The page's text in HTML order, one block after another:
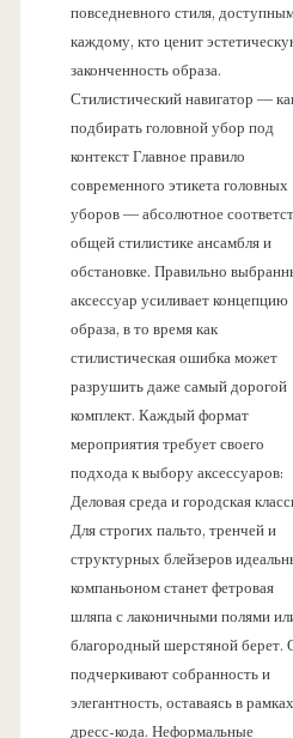
повседневного стиля,
каждому, кто ценит
законченность образа.
Стилистический навигатор —
подбирать головной убор под
контекст Главное правило
современного этикета головных
уборов — абсолютное
общей стилистике ансамбля и
обстановке. Правильно
аксессуар усиливает концепцию
образа, в то время как
стилистическая ошибка может
разрушить даже самый дорогой
комплект. Каждый формат
мероприятия требует своего
подхода к выбору аксессуаров:
Деловая среда и городская
Для строгих пальто, тренчей и
структурных блейзеров
компаньоном станет фетровая
шляпа с лаконичными полями
благородный шерстяной берет.
подчеркивают собранность и
элегантность, оставаясь в рамках
дресс-кода. Неформальные